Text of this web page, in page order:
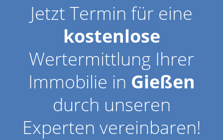
Jetzt Termin für eine
kostenlose
Wertermittlung Ihrer
Immobilie in Gießen
durch unseren
Experten vereinbaren!